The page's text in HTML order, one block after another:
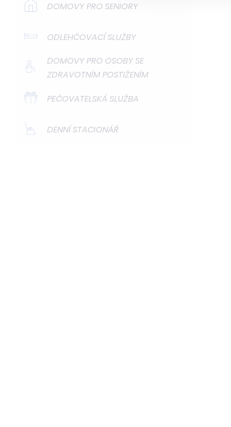
DOMOVY PRO SENIORY
ODLEHČOVACÍ SLUŽBY
DOMOVY PRO OSOBY SE
ZDRAVOTNÍM POSTIŽENÍM
PEČOVATELSKÁ SLUŽBA
DENNÍ STACIONÁŘ